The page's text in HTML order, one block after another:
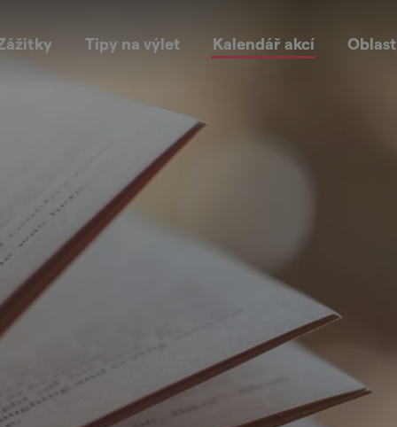
Tipy na výlet Kalendář akcí